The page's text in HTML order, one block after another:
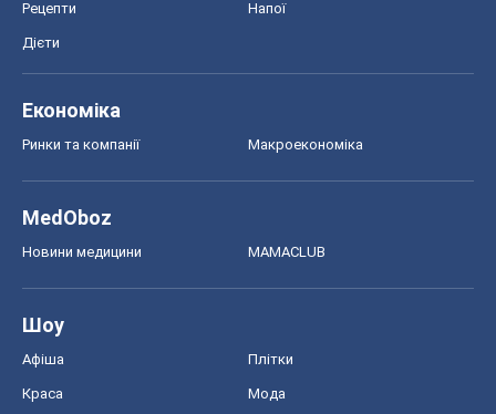
Рецепти Напої
Дієти
Економіка
Ринки та компанії Макроекономіка
MedOboz
Новини медицини MAMACLUB
Шоу
Афіша Плітки
Краса Мода